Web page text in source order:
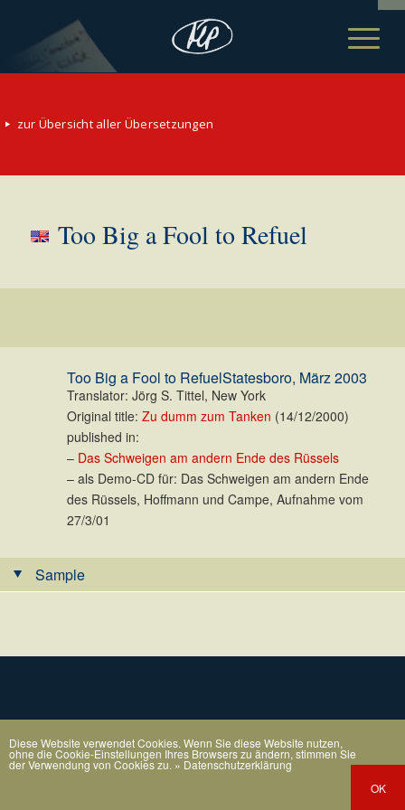
zur Übersicht aller Übersetzungen
Too Big a Fool to Refuel
Too Big a Fool to RefuelStatesboro, März 2003
Translator: Jörg S. Tittel, New York
Original title: Zu dumm zum Tanken (14/12/2000)
published in:
– Das Schweigen am andern Ende des Rüssels
– als Demo-CD für: Das Schweigen am andern Ende
des Rüssels, Hoffmann und Campe, Aufnahme vom
27/3/01
Sample
Diese Website verwendet Cookies. Wenn Sie diese Website nutzen,
ohne die Cookie-Einstellungen Ihres Browsers zu ändern, stimmen Sie
der Verwendung von Cookies zu. » Datenschutzerklärung
OK